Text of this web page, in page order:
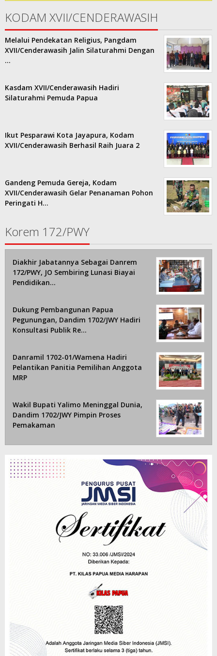
KODAM XVII/CENDERAWASIH
Melalui Pendekatan Religius, Pangdam
XVII/Cenderawasih Jalin Silaturahmi Dengan
…
Kasdam XVII/Cenderawasih Hadiri
Silaturahmi Pemuda Papua
Ikut Pesparawi Kota Jayapura, Kodam
XVII/Cenderawasih Berhasil Raih Juara 2
Gandeng Pemuda Gereja, Kodam
XVII/Cenderawasih Gelar Penanaman Pohon
Peringati H…
Korem 172/PWY
Diakhir Jabatannya Sebagai Danrem
172/PWY, JO Sembiring Lunasi Biayai
Pendidikan…
Dukung Pembangunan Papua
Pegunungan, Dandim 1702/JWY Hadiri
Konsultasi Publik Re…
Danramil 1702-01/Wamena Hadiri
Pelantikan Panitia Pemilihan Anggota
MRP
Wakil Bupati Yalimo Meninggal Dunia,
Dandim 1702/JWY Pimpin Proses
Pemakaman